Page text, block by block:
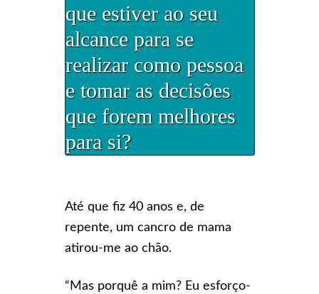
que estiver ao seu
alcance para se
realizar como pessoa
e tomar as decisões
que forem melhores
para si?
Até que fiz 40 anos e, de
repente, um cancro de mama
atirou-me ao chão.
“Mas porquê a mim? Eu esforço-